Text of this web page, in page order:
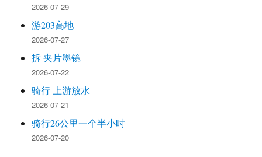
2026-07-29
游203高地
2026-07-27
拆 夹片墨镜
2026-07-22
骑行 上游放水
2026-07-21
骑行26公里一个半小时
2026-07-20